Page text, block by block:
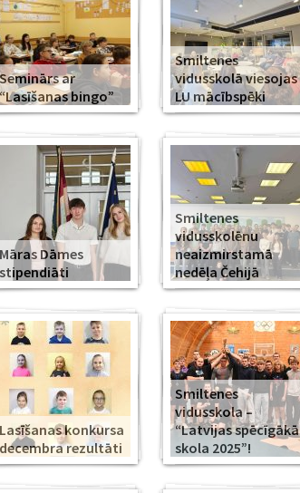
Seminārs ar
“Lasīšanas bingo”
Smiltenes
vidusskolā viesojas
LU mācībspēki
Māras Dāmes
stipendiāti
Smiltenes
vidusskolēnu
neaizmirstamā
nedēļa Čehijā
Lasīšanas konkursa
decembra rezultāti
Smiltenes
vidusskola –
“Latvijas spēcīgākā
skola 2025”!